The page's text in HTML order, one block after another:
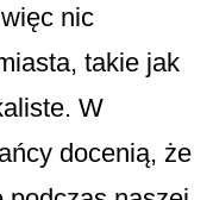
nic
takie jak
W
docenią, że